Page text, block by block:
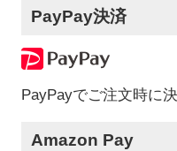
PayPay決済
PayPayでご注文時に
Amazon Pay